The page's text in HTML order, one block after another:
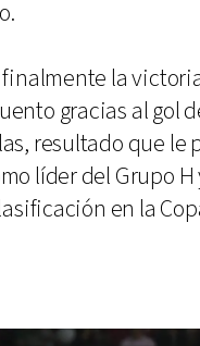
la
gracias al gol
resultado que le
líder del Grupo H
en la